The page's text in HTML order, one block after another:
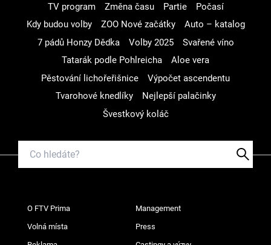
TV program
Změna času Partie
Počasí
Kdy budou volby
ZOO Nové začátky
Auto – katalog
7 pádů Honzy Dědka
Volby 2025
Svařené víno
Tatarák podle Pohlreicha
Aloe vera
Pěstování lichořeřišnice
Výpočet ascendentu
Tvarohové knedlíky
Nejlepší palačinky
Švestkový koláč
O FTV Prima Management
Volná místa Press